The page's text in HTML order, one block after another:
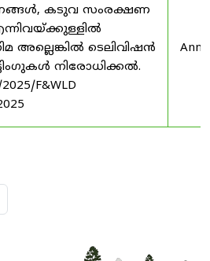
കടുവ സംരക്ഷണ
അല്ലെങ്കിൽ ടെലിവിഷൻ
നിരോധിക്കൽ.
F&WLD